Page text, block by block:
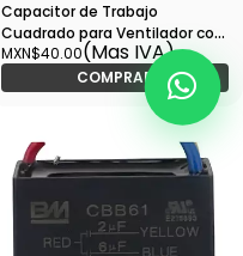
Capacitor de Trabajo
Cuadrado para Ventilador con
Cables 8UF, 250V -
CTRVC25V08
MXN$40.00(Mas IVA)
COMPRAR